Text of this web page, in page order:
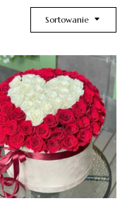
Sortowanie